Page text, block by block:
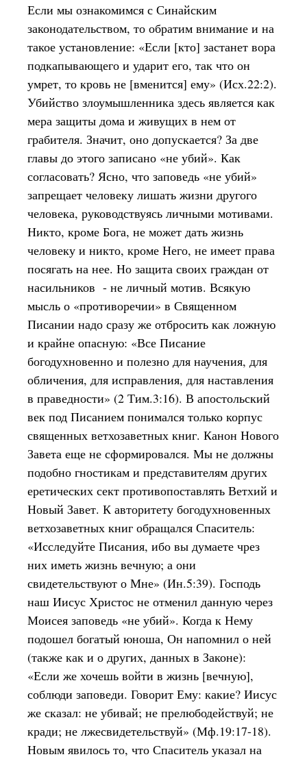
Если мы ознакомимся с Синайским
законодательством, то обратим внимание и на
такое установление: «Если [кто] застанет вора
подкапывающего и ударит его, так что он
умрет, то кровь не [вменится] ему» (Исх.22:2).
Убийство злоумышленника здесь является как
мера защиты дома и живущих в нем от
грабителя. Значит, оно допускается? За две
главы до этого записано «не убий». Как
согласовать? Ясно, что заповедь «не убий»
запрещает человеку лишать жизни другого
человека, руководствуясь личными мотивами.
Никто, кроме Бога, не может дать жизнь
человеку и никто, кроме Него, не имеет права
посягать на нее. Но защита своих граждан от
насильников - не личный мотив. Всякую
мысль о «противоречии» в Священном
Писании надо сразу же отбросить как ложную
и крайне опасную: «Все Писание
богодухновенно и полезно для научения, для
обличения, для исправления, для наставления
в праведности» (2 Тим.3:16). В апостольский
век под Писанием понимался только корпус
священных ветхозаветных книг. Канон Нового
Завета еще не сформировался. Мы не должны
подобно гностикам и представителям других
еретических сект противопоставлять Ветхий и
Новый Завет. К авторитету богодухновенных
ветхозаветных книг обращался Спаситель:
«Исследуйте Писания, ибо вы думаете чрез
них иметь жизнь вечную; а они
свидетельствуют о Мне» (Ин.5:39). Господь
наш Иисус Христос не отменил данную через
Моисея заповедь «не убий». Когда к Нему
подошел богатый юноша, Он напомнил о ней
(также как и о других, данных в Законе):
«Если же хочешь войти в жизнь [вечную],
соблюди заповеди. Говорит Ему: какие? Иисус
же сказал: не убивай; не прелюбодействуй; не
кради; не лжесвидетельствуй» (Мф.19:17-18).
Новым явилось то, что Спаситель указал на